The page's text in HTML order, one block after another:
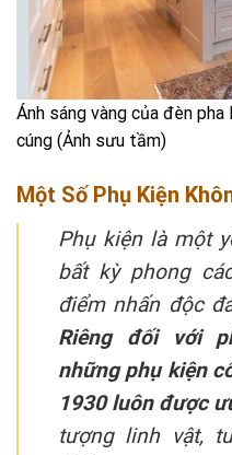
Ánh sáng vàng của đèn
cúng (Ảnh sưu tầm)
Một Số Phụ Kiện
Phụ kiện là một
bất kỳ phong
điểm nhấn độc
Riêng đối với
những phụ kiện
1930 luôn được
tượng linh vật,